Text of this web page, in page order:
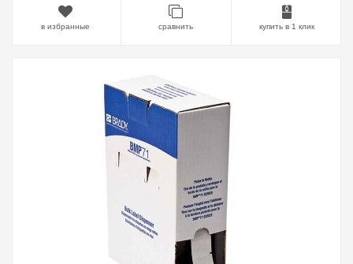
в избранные сравнить купить в 1 клик